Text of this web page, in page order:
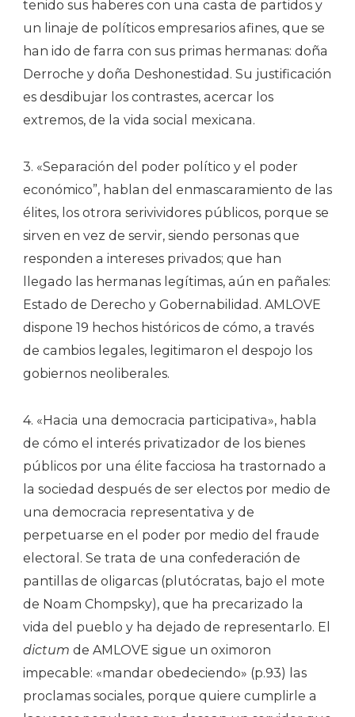
tenido sus haberes con una casta de partidos y
un linaje de políticos empresarios afines, que se
han ido de farra con sus primas hermanas: doña
Derroche y doña Deshonestidad. Su justificación
es desdibujar los contrastes, acercar los
extremos, de la vida social mexicana.
3. «Separación del poder político y el poder
económico”, hablan del enmascaramiento de las
élites, los otrora serivividores públicos, porque se
sirven en vez de servir, siendo personas que
responden a intereses privados; que han
llegado las hermanas legítimas, aún en pañales:
Estado de Derecho y Gobernabilidad. AMLOVE
dispone 19 hechos históricos de cómo, a través
de cambios legales, legitimaron el despojo los
gobiernos neoliberales.
4. «Hacia una democracia participativa», habla
de cómo el interés privatizador de los bienes
públicos por una élite facciosa ha trastornado a
la sociedad después de ser electos por medio de
una democracia representativa y de
perpetuarse en el poder por medio del fraude
electoral. Se trata de una confederación de
pantillas de oligarcas (plutócratas, bajo el mote
de Noam Chompsky), que ha precarizado la
vida del pueblo y ha dejado de representarlo. El
dictum de AMLOVE sigue un oximoron
impecable: «mandar obedeciendo» (p.93) las
proclamas sociales, porque quiere cumplirle a